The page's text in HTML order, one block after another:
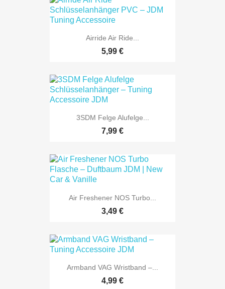
Airride Air Ride...
5,99 €
3SDM Felge Alufelge...
7,99 €
Air Freshener NOS Turbo...
3,49 €
Armband VAG Wristband –...
4,99 €